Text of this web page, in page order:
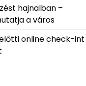
hajnalban –
a város
online check-int